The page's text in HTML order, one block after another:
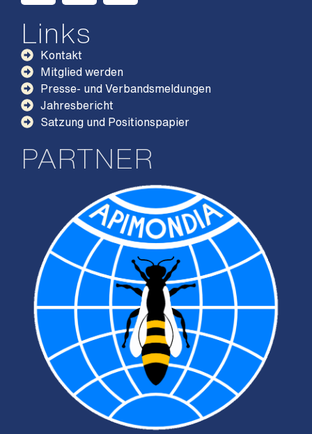
Links
Kontakt
Mitglied werden
Presse- und Verbandsmeldungen
Jahresbericht
Satzung und Positionspapier
PARTNER